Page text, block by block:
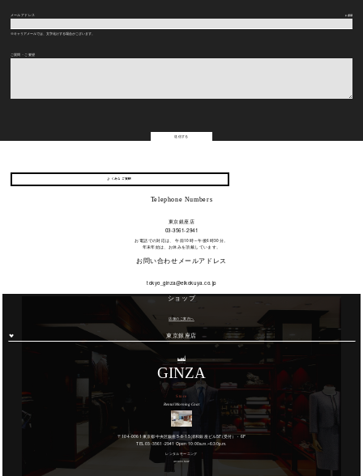
よくあるご質問
Telephone Numbers
東京銀座店
03-3561-2941
お電話での対応は、 午前10時～午後6時30分。
年末年始は、お休みを頂戴しています。
お問い合わせメールアドレス
tokyo_ginza@eikokuya.co.jp
ショップ
店舗のご案内へ
東京銀座店
GINZA
Store
Rental Morning Coat
〒104-0061 東京都中央区銀座5-8-15 清和銀座ビル5F(受付）・6F
TEL 03-3561-2941 Open 10:00a.m.~6:30p.m.
レンタルモーニング
ACCESS MAP